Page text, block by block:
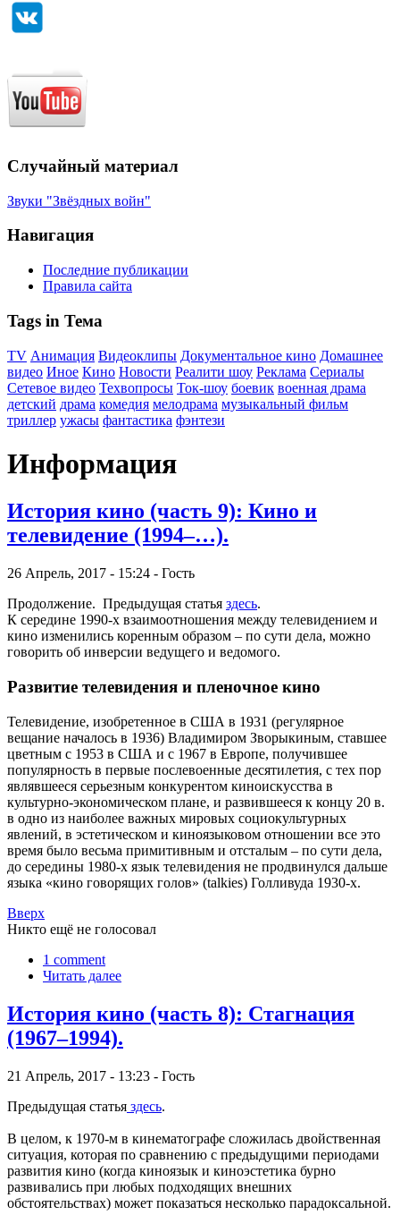
Случайный материал
Звуки "Звёздных войн"
Навигация
Последние публикации
Правила сайта
Tags in Тема
TV Анимация Видеоклипы Документальное кино Домашнее
видео Иное Кино Новости Реалити шоу Реклама Сериалы
Сетевое видео Техвопросы Ток-шоу боевик военная драма
детский драма комедия мелодрама музыкальный фильм
триллер ужасы фантастика фэнтези
Информация
История кино (часть 9): Кино и
телевидение (1994–…).
26 Апрель, 2017 - 15:24 - Гость
Продолжение. Предыдущая статья здесь.
К середине 1990-х взаимоотношения между телевидением и
кино изменились коренным образом – по сути дела, можно
говорить об инверсии ведущего и ведомого.
Развитие телевидения и пленочное кино
Телевидение, изобретенное в США в 1931 (регулярное
вещание началось в 1936) Владимиром Зворыкиным, ставшее
цветным с 1953 в США и с 1967 в Европе, получившее
популярность в первые послевоенные десятилетия, с тех пор
являвшееся серьезным конкурентом киноискусства в
культурно-экономическом плане, и развившееся к концу 20 в.
в одно из наиболее важных мировых социокультурных
явлений, в эстетическом и киноязыковом отношении все это
время было весьма примитивным и отсталым – по сути дела,
до середины 1980-х язык телевидения не продвинулся дальше
языка «кино говорящих голов» (talkies) Голливуда 1930-х.
Вверх
Никто ещё не голосовал
1 comment
Читать далее
История кино (часть 8): Стагнация
(1967–1994).
21 Апрель, 2017 - 13:23 - Гость
Предыдущая статья здесь.
В целом, к 1970-м в кинематографе сложилась двойственная
ситуация, которая по сравнению с предыдущими периодами
развития кино (когда киноязык и киноэстетика бурно
развивались при любых подходящих внешних
обстоятельствах) может показаться несколько парадоксальной.